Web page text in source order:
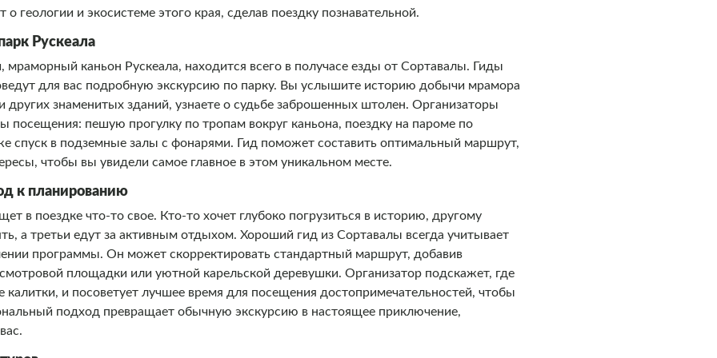
геологии и экосистеме этого края, сделав поездку познавательной.
Рускеала
мраморный каньон Рускеала, находится всего в получасе езды от Сортавалы. Гиды
для вас подробную экскурсию по парку. Вы услышите историю добычи мрамора
других знаменитых зданий, узнаете о судьбе заброшенных штолен. Организаторы
посещения: пешую прогулку по тропам вокруг каньона, поездку на пароме по
спуск в подземные залы с фонарями. Гид поможет составить оптимальный маршрут,
чтобы вы увидели самое главное в этом уникальном месте.
к планированию
в поездке что-то свое. Кто-то хочет глубоко погрузиться в историю, другому
а третьи едут за активным отдыхом. Хороший гид из Сортавалы всегда учитывает
программы. Он может скорректировать стандартный маршрут, добавив
площадки или уютной карельской деревушки. Организатор подскажет, где
и посоветует лучшее время для посещения достопримечательностей, чтобы
подход превращает обычную экскурсию в настоящее приключение,